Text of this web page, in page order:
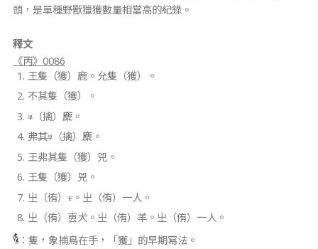
頭，是單種野獸獵獲數量相當高的紀錄。
釋文
《丙》0086
王隻（獲）鹿。允隻（獲）。
不其隻（獲）。
（擒）麋。
弗其
（擒）麋。
王弗其隻（獲）兕。
王隻（獲）兕。
㞢（侑）
。㞢（侑）一人。
㞢（侑）叀犬。㞢（侑）羊。㞢（侑）一人。
：隻，象捕鳥在手，「獲」的早期寫法。